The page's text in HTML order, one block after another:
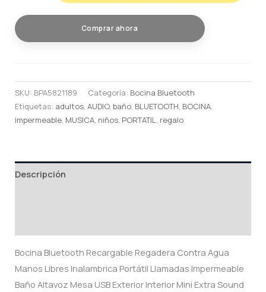
cantidad
Comprar ahora
SKU: BPA5821189 Categoría: Bocina Bluetooth
Etiquetas: adultos, AUDIO, baño, BLUETOOTH, BOCINA,
impermeable, MUSICA, niños, PORTATIL, regalo
Descripción
Bocina Bluetooth Recargable Regadera Contra Agua
Manos Libres Inalambrica Portátil Llamadas Impermeable
Baño Altavoz Mesa USB Exterior Interior Mini Extra Sound